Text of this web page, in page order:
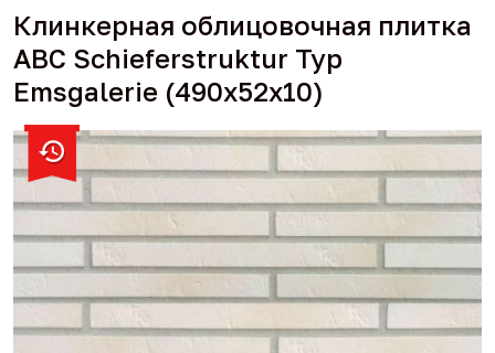
Клинкерная облицовочная плитка
ABC Schieferstruktur Typ
Emsgalerie (490х52х10)